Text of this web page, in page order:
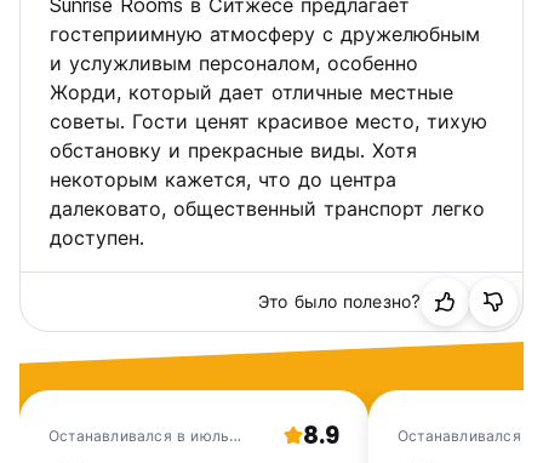
Sunrise Rooms в Ситжесе предлагает
гостеприимную атмосферу с дружелюбным
и услужливым персоналом, особенно
Жорди, который дает отличные местные
советы. Гости ценят красивое место, тихую
обстановку и прекрасные виды. Хотя
некоторым кажется, что до центра
далековато, общественный транспорт легко
доступен.
Это было полезно?
Останавливался в июль
8.9 Останавливался в